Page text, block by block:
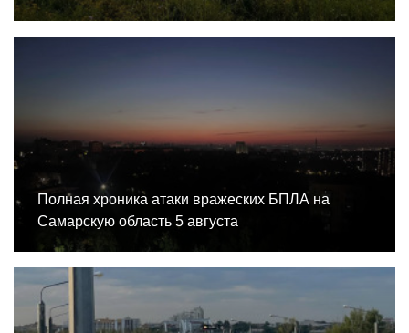
Полная хроника атаки вражеских БПЛА на
Самарскую область 5 августа